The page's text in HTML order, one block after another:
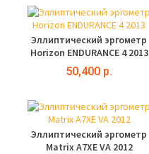
Эллиптический эргометр
Horizon ENDURANCE 4 2013
50,400 р.
Эллиптический эргометр
Matrix A7XE VA 2012